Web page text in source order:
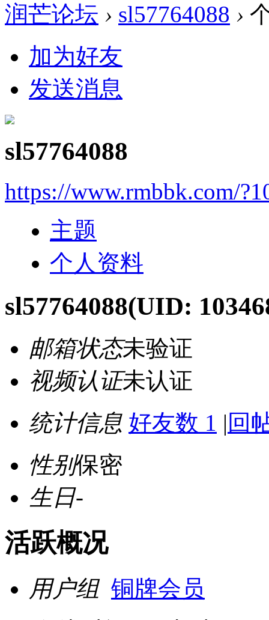
润芒论坛 › sl57764088 ›
加为好友
发送消息
sl57764088
https://www.rmbbk.com/
主题
个人资料
sl57764088(UID:
邮箱状态未验证
视频认证未认证
统计信息 好友数 1 | 回
性别保密
生日-
活跃概况
用户组 铜牌会员